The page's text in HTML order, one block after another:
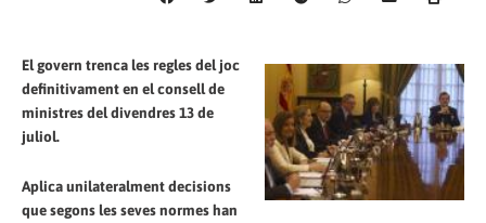
El govern trenca les regles del joc
definitivament en el consell de
ministres del divendres 13 de
juliol.
Aplica unilateralment decisions
que segons les seves normes han